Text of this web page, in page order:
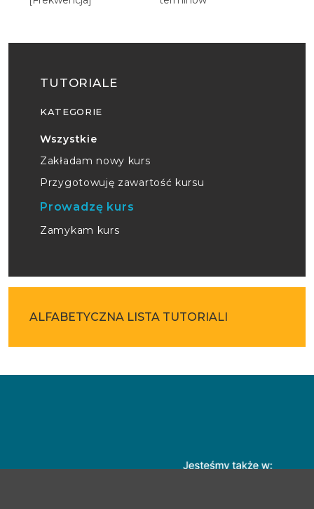
TUTORIALE
KATEGORIE
Wszystkie
Zakładam nowy kurs
Przygotowuję zawartość kursu
Prowadzę kurs
Zamykam kurs
ALFABETYCZNA LISTA TUTORIALI